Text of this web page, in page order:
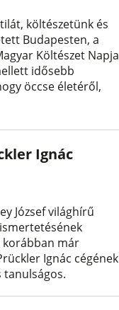
költészetünk és
Budapesten, a
Költészet Napja
idősebb
öccse életéről,
Ignác
József világhírű
korábban már
Ignác cégének